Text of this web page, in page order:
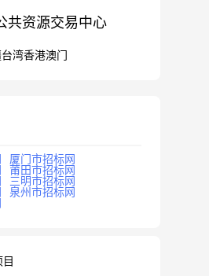
共资源交易中心
台湾香港澳门
厦门市招标网
莆田市招标网
三明市招标网
泉州市招标网